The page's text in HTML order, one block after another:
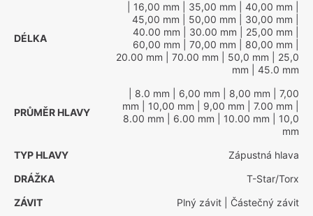
DÉLKA
| 16,00 mm | 35,00 mm | 40,00 mm
45,00 mm | 50,00 mm | 30,00 mm
40.00 mm | 30.00 mm | 25,00 mm
60,00 mm | 70,00 mm | 80,00 mm
20.00 mm | 70.00 mm | 50,0 mm | 25,0
mm | 45.0 mm
PRŮMĚR HLAVY
| 8.0 mm | 6,00 mm | 8,00 mm | 7,00
mm | 10,00 mm | 9,00 mm | 7.00 mm
8.00 mm | 6.00 mm | 10.00 mm | 10,0
mm
TYP HLAVY
Zápustná hlava
DRÁŽKA
T-Star/Torx
ZÁVIT
Plný závit | Částečný závit